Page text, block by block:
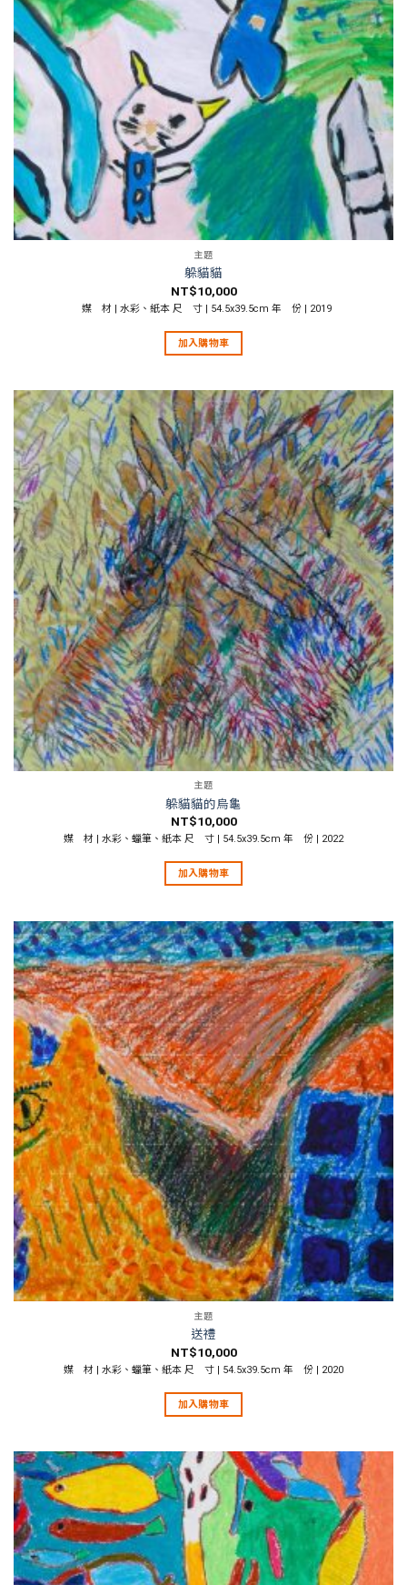
主題
躲貓貓
NT$10,000
媒 材 | 水彩、紙本 尺 寸 | 54.5x39.5cm 年 份 | 2019
加入購物車
主題
躲貓貓的烏龜
NT$10,000
媒 材 | 水彩、蠟筆、紙本 尺 寸 | 54.5x39.5cm 年 份 | 2022
加入購物車
主題
送禮
NT$10,000
媒 材 | 水彩、蠟筆、紙本 尺 寸 | 54.5x39.5cm 年 份 | 2020
加入購物車